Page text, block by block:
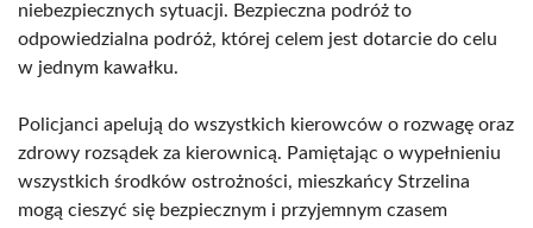
niebezpiecznych sytuacji. Bezpieczna podróż to
odpowiedzialna podróż, której celem jest dotarcie do celu
w jednym kawałku.
Policjanci apelują do wszystkich kierowców o rozwagę oraz
zdrowy rozsądek za kierownicą. Pamiętając o wypełnieniu
wszystkich środków ostrożności, mieszkańcy Strzelina
mogą cieszyć się bezpiecznym i przyjemnym czasem